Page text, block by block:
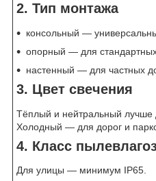
2. Тип монтажа
консольный —
опорный — для
настенный — для частных
3. Цвет свечения
Тёплый и нейтральный лучше
Холодный — для дорог и
4. Класс
Для улицы — минимум IP65.